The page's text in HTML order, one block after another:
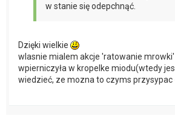
w stanie się odepchnąć.
Dzięki wielkie
wlasnie mialem akcje 'ratowanie mrowki'
wpierniczyła w kropelke miodu(wtedy
wiedzieć, ze mozna to czyms przysypac